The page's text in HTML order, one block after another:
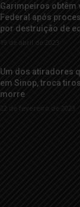
Garimpeiros obtêm
Federal após
por destruição de
19 de abril de 2023
Um dos atiradores
em Sinop, troca
morre
22 de fevereiro de 2023